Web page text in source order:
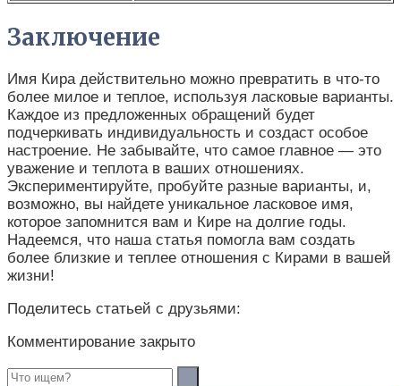
Заключение
Имя Кира действительно можно превратить в что-то
более милое и теплое, используя ласковые варианты.
Каждое из предложенных обращений будет
подчеркивать индивидуальность и создаст особое
настроение. Не забывайте, что самое главное — это
уважение и теплота в ваших отношениях.
Экспериментируйте, пробуйте разные варианты, и,
возможно, вы найдете уникальное ласковое имя,
которое запомнится вам и Кире на долгие годы.
Надеемся, что наша статья помогла вам создать
более близкие и теплее отношения с Кирами в вашей
жизни!
Поделитесь статьей с друзьями:
Комментирование закрыто